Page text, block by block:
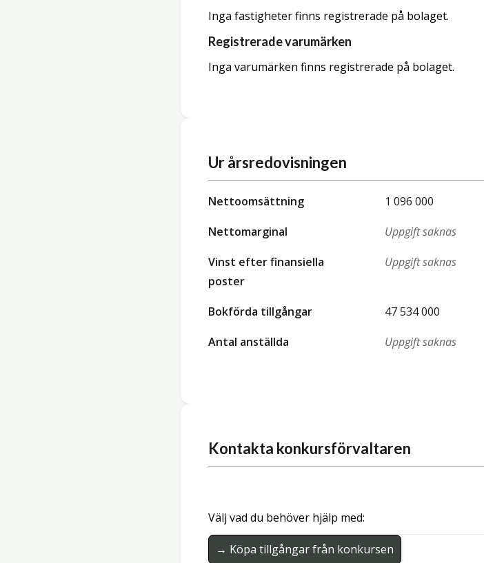
Inga fastigheter finns registrerade på bolaget.
Registrerade varumärken
Inga varumärken finns registrerade på bolaget.
Ur årsredovisningen
Nettoomsättning
1 096 000
Nettomarginal
Uppgift saknas
Vinst efter finansiella
poster
Uppgift saknas
Bokförda tillgångar
47 534 000
Antal anställda
Uppgift saknas
Kontakta konkursförvaltaren
Välj vad du behöver hjälp med:
→ Köpa tillgångar från konkursen